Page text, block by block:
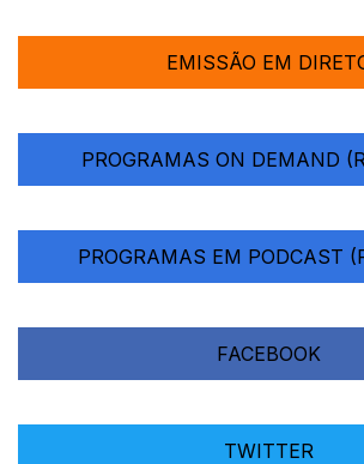
EMISSÃO EM
PROGRAMAS ON DEMAND
PROGRAMAS EM PODCAST
FACEBOOK
TWITTER